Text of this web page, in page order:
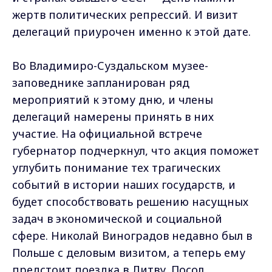
жертв политических репрессий. И визит
делегаций приурочен именно к этой дате.
Во Владимиро-Суздальском музее-
заповеднике запланирован ряд
мероприятий к этому дню, и члены
делегаций намерены принять в них
участие. На официальной встрече
губернатор подчеркнул, что акция поможет
углубить понимание тех трагических
событий в истории наших государств, и
будет способствовать решению насущных
задач в экономической и социальной
сфере. Николай Виноградов недавно был в
Польше с деловым визитом, а теперь ему